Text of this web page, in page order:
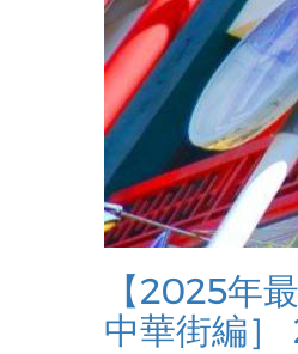
【2025年
中華街編